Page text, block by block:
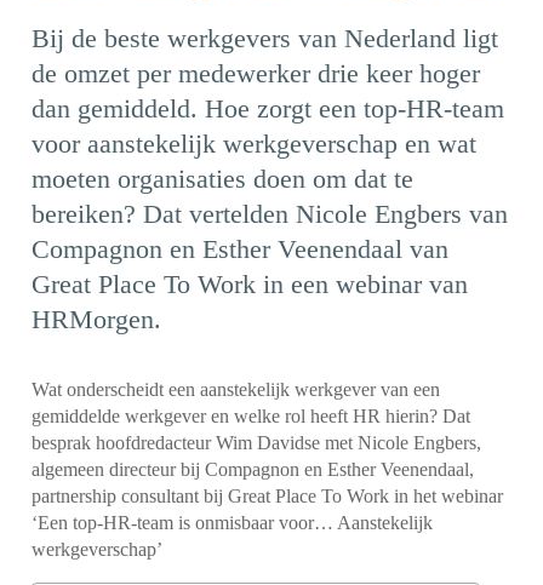
Bij de beste werkgevers van Nederland ligt
de omzet per medewerker drie keer hoger
dan gemiddeld. Hoe zorgt een top-HR-team
voor aanstekelijk werkgeverschap en wat
moeten organisaties doen om dat te
bereiken? Dat vertelden Nicole Engbers van
Compagnon en Esther Veenendaal van
Great Place To Work in een webinar van
HRMorgen.
Wat onderscheidt een aanstekelijk werkgever van een
gemiddelde werkgever en welke rol heeft HR hierin? Dat
besprak hoofdredacteur Wim Davidse met Nicole Engbers,
algemeen directeur bij Compagnon en Esther Veenendaal,
partnership consultant bij Great Place To Work in het webinar
‘Een top-HR-team is onmisbaar voor… Aanstekelijk
werkgeverschap’